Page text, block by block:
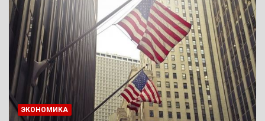
ЭКОНОМИКА